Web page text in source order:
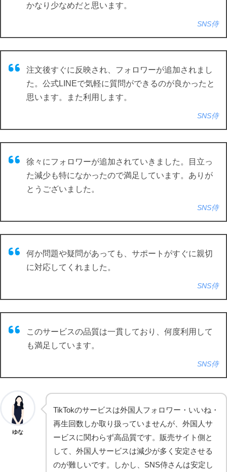
かなり少なめだと思います。
SNS侍
注文後すぐに反映され、フォロワーが追加されまし
た。公式LINEで気軽に質問ができるのが良かったと
思います。また利用します。
SNS侍
徐々にフォロワーが追加されていきました。目立っ
た減少も特になかったので満足しています。ありが
とうございました。
SNS侍
何か問題や疑問があっても、サポートがすぐに親切
に対応してくれました。
SNS侍
このサービスの品質は一貫しており、何度利用して
も満足しています。
SNS侍
ゆな
TikTokのサービスは外国人フォロワー・いいね・
再生回数しか取り扱っていませんが、外国人サ
ービスに関わらず高品質です。販売サイト側と
して、外国人サービスは減少が多く安定させる
のが難しいです。しかし、SNS侍さんは安定し